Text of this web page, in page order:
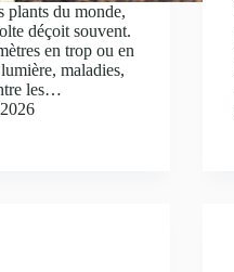
plants du monde,
déçoit souvent.
en trop ou en
maladies,
les…